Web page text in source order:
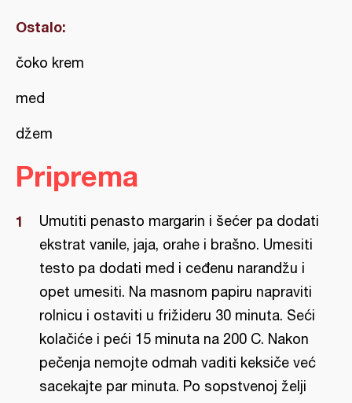
Ostalo:
čoko krem
med
džem
Priprema
Umutiti penasto margarin i šećer pa dodati
ekstrat vanile, jaja, orahe i brašno. Umesiti
testo pa dodati med i ceđenu narandžu i
opet umesiti. Na masnom papiru napraviti
rolnicu i ostaviti u frižideru 30 minuta. Seći
kolačiće i peći 15 minuta na 200 C. Nakon
pečenja nemojte odmah vaditi keksiče već
sacekajte par minuta. Po sopstvenoj želji